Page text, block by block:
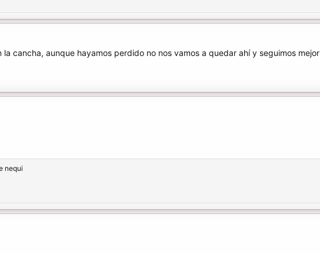
cancha, aunque hayamos perdido no nos vamos a quedar ahí y seguimos mejor
nequi